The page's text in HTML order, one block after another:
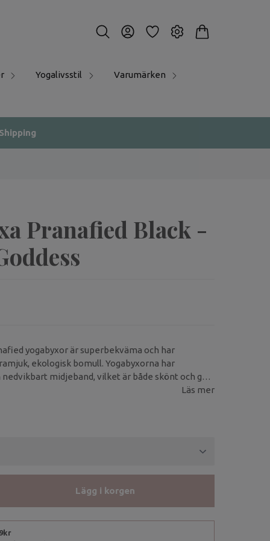
Yogalivsstil Varumärken
Pranafied Black -
yogabyxor är superbekväma och har
ekologisk bomull. Yogabyxorna har
nedvikbart midjeband, vilket är både skönt och ger
Läs mer
Lägg i korgen